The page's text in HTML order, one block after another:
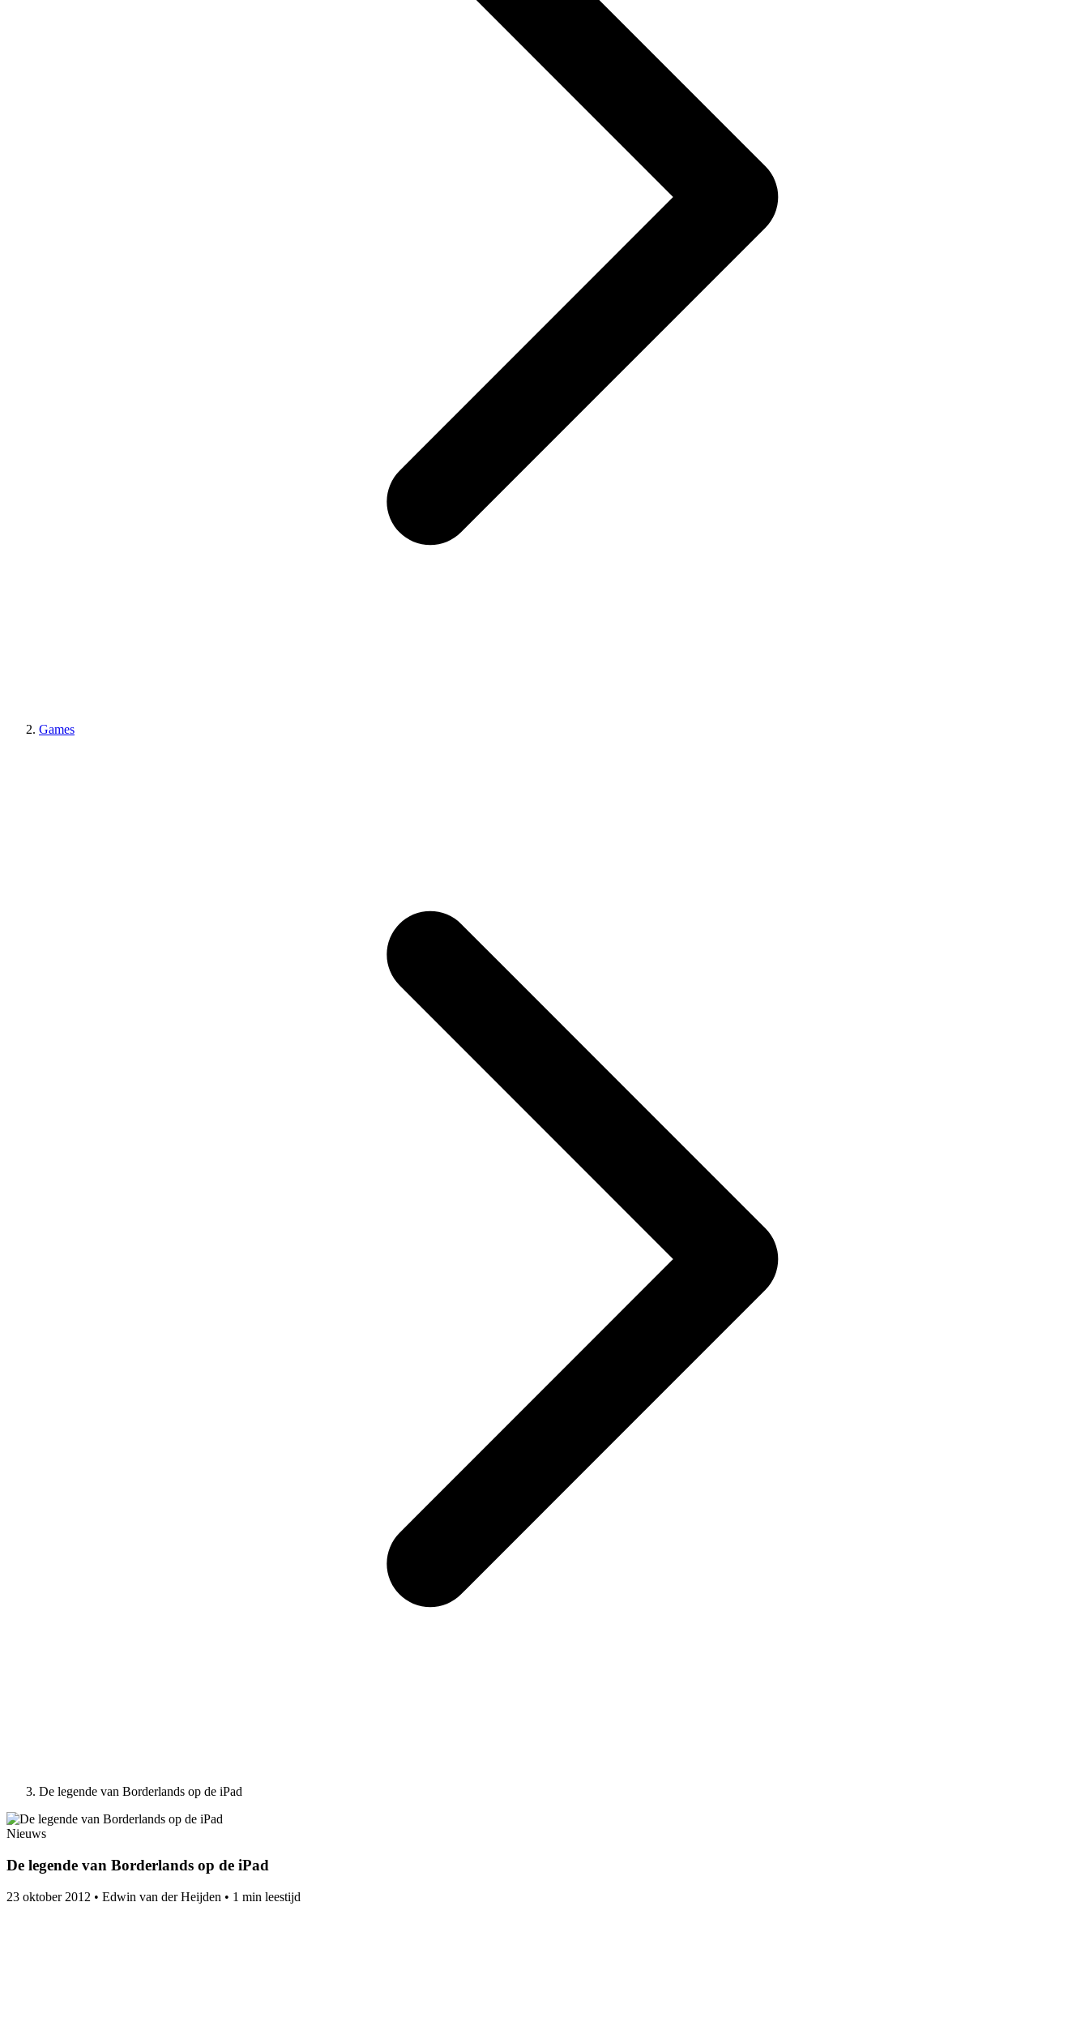
Games
De legende van Borderlands op de iPad
Nieuws
De legende van Borderlands op de iPad
23 oktober 2012 • Edwin van der Heijden • 1 min leestijd